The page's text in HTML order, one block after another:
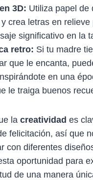
3D: Utiliza papel de
crea letras en relieve
significativo en la
retro: Si tu madre
que le encanta,
en una
le traiga buenos
la creatividad es
felicitación, así que
con diferentes
oportunidad para
de una manera